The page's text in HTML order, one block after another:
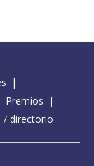
Premios
/ directorio